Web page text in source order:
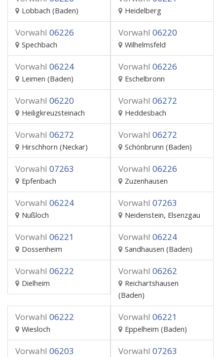
Lobbach (Baden) Heidelberg
Vorwahl 06226
Spechbach
Vorwahl 06220
Wilhelmsfeld
Vorwahl 06224
Leimen (Baden)
Vorwahl 06226
Eschelbronn
Vorwahl 06220
Heiligkreuzsteinach
Vorwahl 06272
Heddesbach
Vorwahl 06272
Hirschhorn (Neckar)
Vorwahl 06272
Schönbrunn (Baden)
Vorwahl 07263
Epfenbach
Vorwahl 06226
Zuzenhausen
Vorwahl 06224
Nußloch
Vorwahl 07263
Neidenstein, Elsenzgau
Vorwahl 06221
Dossenheim
Vorwahl 06224
Sandhausen (Baden)
Vorwahl 06222
Dielheim
Vorwahl 06262
Reichartshausen
(Baden)
Vorwahl 06222
Wiesloch
Vorwahl 06221
Eppelheim (Baden)
Vorwahl 06203 Vorwahl 07263